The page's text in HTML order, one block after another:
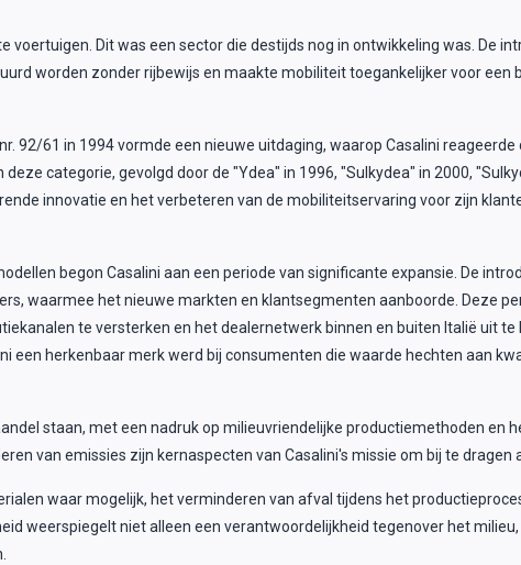
voertuigen. Dit was een sector die destijds nog in ontwikkeling was. De
worden zonder rijbewijs en maakte mobiliteit toegankelijker voor een
92/61 in 1994 vormde een nieuwe uitdaging, waarop Casalini
categorie, gevolgd door de "Ydea" in 1996, "Sulkydea" in 2000,
innovatie en het verbeteren van de mobiliteitservaring voor zijn
begon Casalini aan een periode van significante expansie. De
waarmee het nieuwe markten en klantsegmenten aanboorde. Deze
te versterken en het dealernetwerk binnen en buiten Italië uit
een herkenbaar merk werd bij consumenten die waarde hechten aan
staan, met een nadruk op milieuvriendelijke productiemethoden en
van emissies zijn kernaspecten van Casalini's missie om bij te
waar mogelijk, het verminderen van afval tijdens het
weerspiegelt niet alleen een verantwoordelijkheid tegenover het